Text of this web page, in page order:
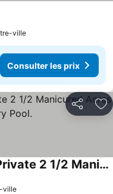
ville
Consulter les prix
Partager
Creekside Park Lodge on Private 2 1/2 Manicured Acres with Huge Luxury Pool.
ville